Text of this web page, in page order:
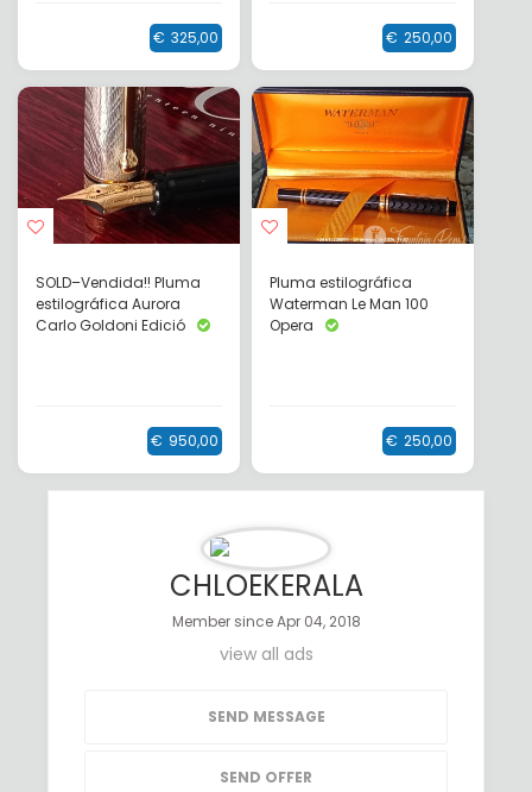
€ 325,00 € 250,00
SOLD–Vendida!! Pluma
estilográfica Aurora
Carlo Goldoni Edició
€ 950,00
Pluma estilográfica
Waterman Le Man 100
Opera
€ 250,00
CHLOEKERALA
Member since Apr 04, 2018
view all ads
SEND MESSAGE
SEND OFFER